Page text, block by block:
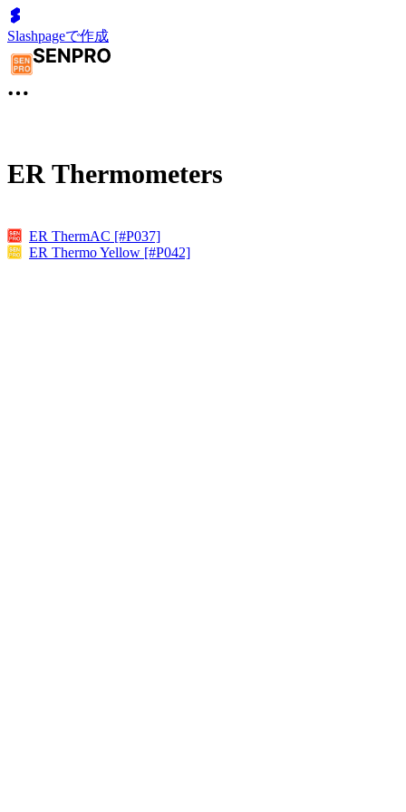
Slashpageで作成
ER Thermometers
ER ThermAC [#P037]
ER Thermo Yellow [#P042]